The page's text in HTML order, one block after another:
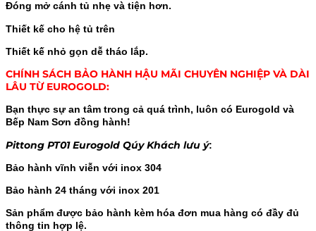
Đóng mở cánh tủ nhẹ và tiện hơn.
Thiết kế cho hệ tủ trên
Thiết kế nhỏ gọn dễ tháo lắp.
CHÍNH SÁCH BẢO HÀNH HẬU MÃI CHUYÊN NGHIỆP VÀ DÀI
LÂU TỪ EUROGOLD:
Bạn thực sự an tâm trong cả quá trình, luôn có Eurogold và
Bếp Nam Sơn đồng hành!
Pittong PT01 Eurogold Qúy Khách lưu ý:
Bảo hành vĩnh viễn với inox 304
Bảo hành 24 tháng với inox 201
Sản phẩm được bảo hành kèm hóa đơn mua hàng có đầy đủ
thông tin hợp lệ.